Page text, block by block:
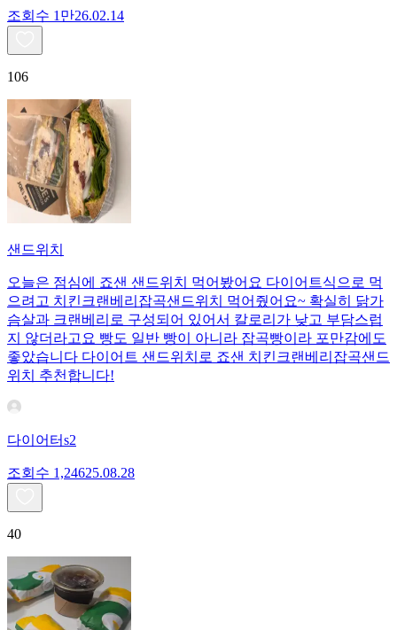
조회수 1만26.02.14
106
샌드위치
오늘은 점심에 죠샌 샌드위치 먹어봤어요 다이어트식으로 먹
으려고 치킨크랜베리잡곡샌드위치 먹어줬어요~ 확실히 닭가
슴살과 크랜베리로 구성되어 있어서 칼로리가 낮고 부담스럽
지 않더라고요 빵도 일반 빵이 아니라 잡곡빵이라 포만감에도
좋았습니다 다이어트 샌드위치로 죠샌 치킨크랜베리잡곡샌드
위치 추천합니다!
다이어터s2
조회수 1,24625.08.28
40